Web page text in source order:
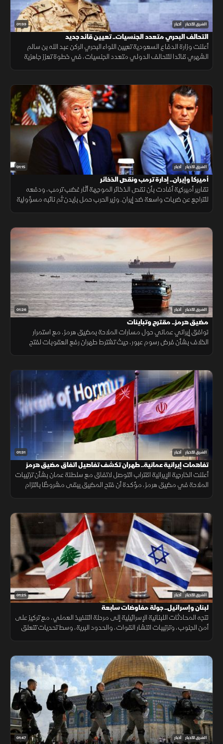
01:33 الشرق للأخبار أخبار
التحالف البحري متعدد الجنسيات.. تعيين قائد جديد
أعلنت وزارة الدفاع السعودية تعيين اللواء البحري الركن عبد الله بن سالم
الشهري قائدا للتحالف الدولي متعدد الجنسيات، في خطوة تعزز جاهزية
01:15 الشرق للأخبار أخبار
أميركا وإيران.. إدارة ترمب ونقص الذخائر
تقارير أميركية أفادت بأن نقص الذخائر الموجهة أثار غضب ترمب، ودفعه
للتراجع عن ضربات واسعة ضد إيران. وزير الحرب حمل بايدن ثم نائبه مسؤولية
01:26 الشرق للأخبار أخبار
مضيق هرمز.. مقترح وتباينات
توافق إيراني عماني حول مسارات الملاحة بمضيق هرمز، مع استمرار
الخلاف بشأن فرض رسوم عبور، حيث تشترط طهران رفع العقوبات لفتح
01:31 الشرق للأخبار أخبار
تفاهمات إيرانية عمانية.. طهران تكشف تفاصيل اتفاق مضيق هرمز
أعلنت الخارجية الإيرانية اقتراب التوصل لاتفاق مع سلطنة عمان بشأن ترتيبات
الملاحة في مضيق هرمز، مؤكدة أن فتح المضيق يبقى مشروطًا بالتزام
01:25 الشرق للأخبار أخبار
لبنان وإسرائيل.. جولة مفاوضات سابعة
تتجه المحادثات اللبنانية الإسرائيلية إلى مرحلة التنفيذ العملي، مع تركيز على
أمن الجنوب، وترتيبات انتشار القوات، والحدود البرية، وسط تحديات تتعلق
01:47 الشرق للأخبار أخبار